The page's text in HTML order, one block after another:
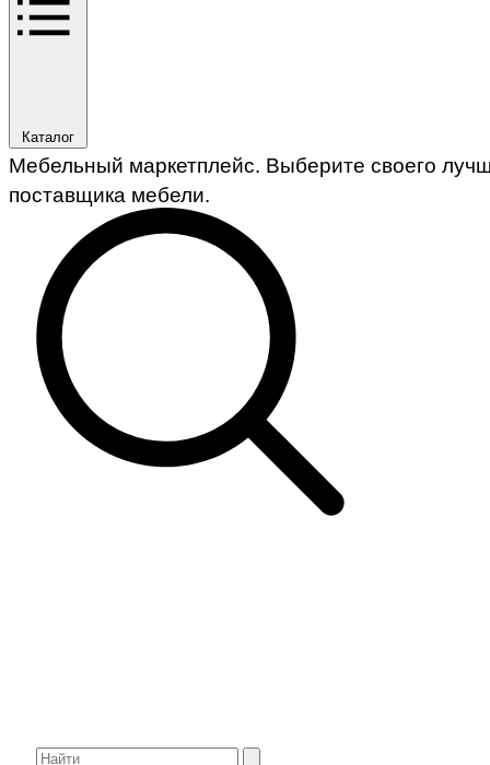
Каталог
Мебельный маркетплейс. Выберите своего
поставщика мебели.